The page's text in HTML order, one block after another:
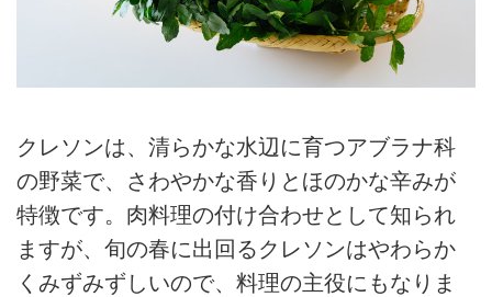
クレソンは、清らかな水辺に育つアブラナ科
の野菜で、さわやかな香りとほのかな辛みが
特徴です。肉料理の付け合わせとして知られ
ますが、旬の春に出回るクレソンはやわらか
くみずみずしいので、料理の主役にもなりま